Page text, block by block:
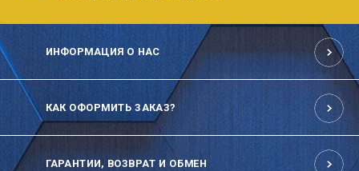
ИНФОРМАЦИЯ О НАС
КАК ОФОРМИТЬ ЗАКАЗ?
ГАРАНТИИ, ВОЗВРАТ И ОБМЕН